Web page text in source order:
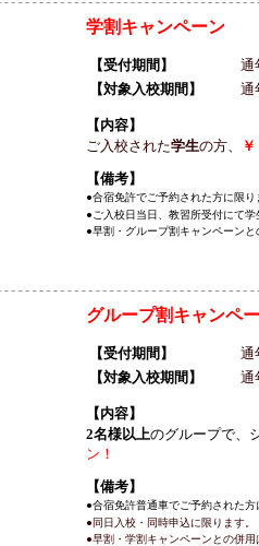
学割キャンペーン
【受付期間】
通
【対象入校期間】
通
【内容】
ご入校された学生の方、
【備考】
●合宿免許でご予約された方に限り
●ご入校日当日、教習所受付にて
●早割・グループ割キャンペーン
グループ割キャンペ
【受付期間】
通
【対象入校期間】
通
【内容】
2名様以上のグループで、
ン！
【備考】
●合宿免許普通車でご予約された方
●同日入校・同時申込に限ります。
●早割・学割キャンペーンとの併用